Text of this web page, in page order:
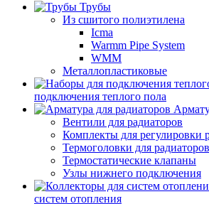
Трубы
Из сшитого полиэтилена
Icma
Warmm Pipe System
WMM
Металлопластиковые
подключения теплого пола
Вентили для радиаторов
Комплекты для регулировки
Термоголовки для радиаторов
Термостатические клапаны
Узлы нижнего подключения
систем отопления